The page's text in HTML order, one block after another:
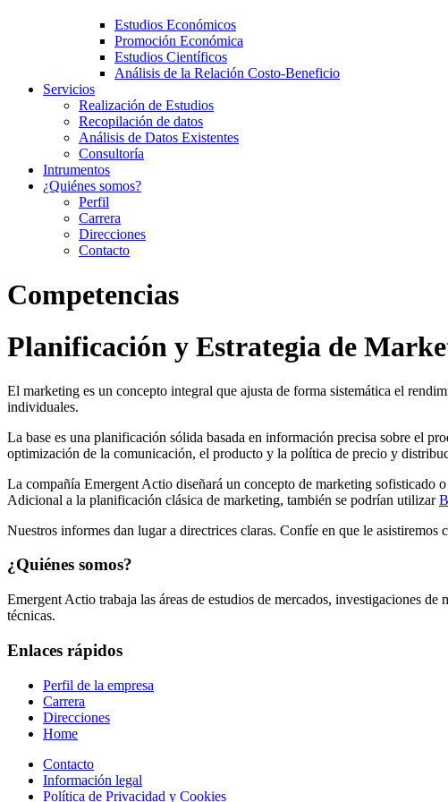
Estudios Económicos
Promoción Económica
Estudios Científicos
Análisis de la Relación Costo-Beneficio
Servicios
Realización de Estudios
Recopilación de datos
Análisis de Datos Existentes
Consultoría
Intrumentos
¿Quiénes somos?
Perfil
Carrera
Direcciones
Contacto
Competencias
Planificación y Estrategia de
El marketing es un concepto integral que ajusta de forma sistemática el
individuales.
La base es una planificación sólida basada en información precisa sobre el
optimización de la comunicación, el producto y la política de precio y
La compañía Emergent Actio diseñará un concepto de marketing sofisticado
Adicional a la planificación clásica de marketing, también se podrían utilizar
Nuestros informes dan lugar a directrices claras. Confíe en que le asistiremos
¿Quiénes somos?
Emergent Actio trabaja las áreas de estudios de mercados, investigaciones
técnicas.
Enlaces rápidos
Perfil de la empresa
Carrera
Direcciones
Home
Contacto
Información legal
Política de Privacidad y Cookies